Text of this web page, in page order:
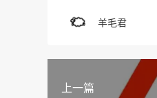
羊毛君
上一篇